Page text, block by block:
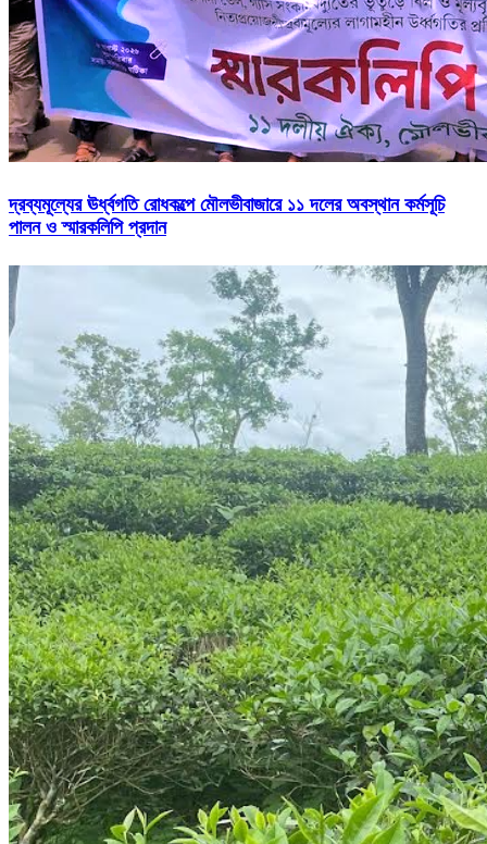
দ্রব্যমূল্যের ঊর্ধ্বগতি রোধকল্পে মৌলভীবাজারে ১১ দলের অবস্থান কর্মসূচি
পালন ও স্মারকলিপি প্রদান